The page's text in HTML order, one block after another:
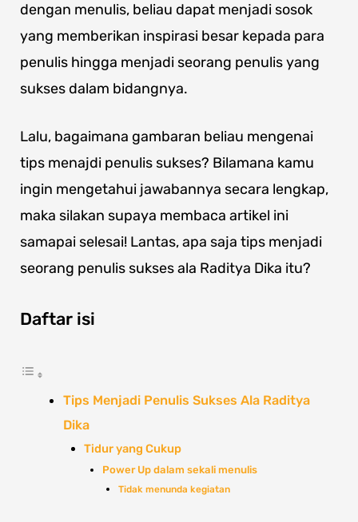
dengan menulis, beliau dapat menjadi sosok
yang memberikan inspirasi besar kepada para
penulis hingga menjadi seorang penulis yang
sukses dalam bidangnya.
Lalu, bagaimana gambaran beliau mengenai
tips menajdi penulis sukses? Bilamana kamu
ingin mengetahui jawabannya secara lengkap,
maka silakan supaya membaca artikel ini
samapai selesai! Lantas, apa saja tips menjadi
seorang penulis sukses ala Raditya Dika itu?
Daftar isi
Tips Menjadi Penulis Sukses Ala Raditya
Dika
Tidur yang Cukup
Power Up dalam sekali menulis
Tidak menunda kegiatan